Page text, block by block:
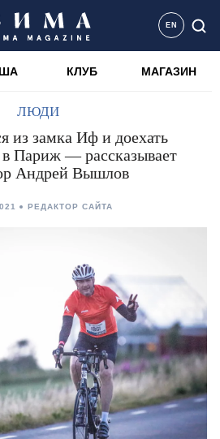
EN
КЛУБ МАГАЗИН
ЛЮДИ
из замка Иф и доехать
в Париж — рассказывает
Андрей Вышлов
РЕДАКТОР САЙТА